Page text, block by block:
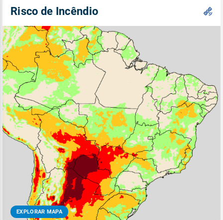
Risco de Incêndio
EXPLORAR MAPA